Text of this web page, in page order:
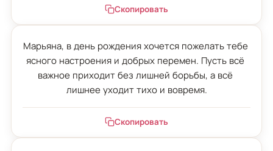
Скопировать
Марьяна, в день рождения хочется пожелать тебе
ясного настроения и добрых перемен. Пусть всё
важное приходит без лишней борьбы, а всё
лишнее уходит тихо и вовремя.
Скопировать